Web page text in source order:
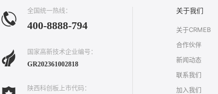
全国统一热线：
400-8888-794
国家高新技术企业编号：
GR202361002818
陕西科创板上市代码：
关于我们
关于CRMEB
合作伙伴
新闻动态
联系我们
加入我们